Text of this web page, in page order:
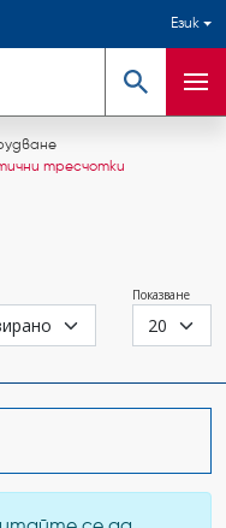
Език
Търсене
тресчотки
Показване